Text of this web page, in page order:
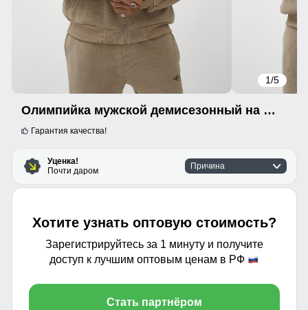
1/5
Олимпийка мужской демисезонный на флисе УЦЕНКА бежевого цвета 0879B
Гарантия качества!
Уценка!
Почти даром
Причина
Хотите узнать оптовую стоимость?
Зарегистрируйтесь за 1 минуту и получите
доступ к лучшим оптовым ценам в РФ
Стать партнёром